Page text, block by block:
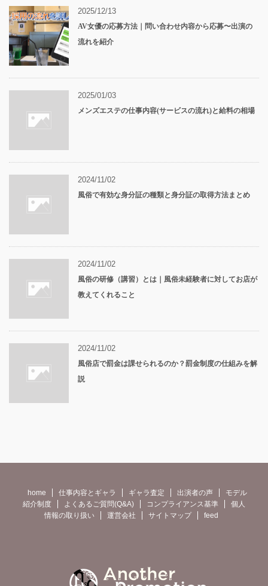
ノンアダルト求人
ローン・クレカの申請について
2025/12/13
AV女優の応募方法｜問い合わせ内容から応募〜出演の
流れを紹介
2025/01/03
メンズエステの仕事内容(サービスの流れ)と給料の相場
2024/11/02
風俗で有効な身分証の種類と身分証の取得方法まとめ
2024/11/02
風俗の研修（講習）とは｜風俗未経験者に対してお店が
教えてくれること
2024/11/02
風俗店で罰金は課せられるのか？罰金制度の仕組みを解
説
home 仕事内容とギャラ ギャラ査定 出演者の声
モデル
紹介制度
よくあるご質問(Q&A) コンプライアンス基準
個人
情報の取り扱い
運営会社 サイトマップ feed